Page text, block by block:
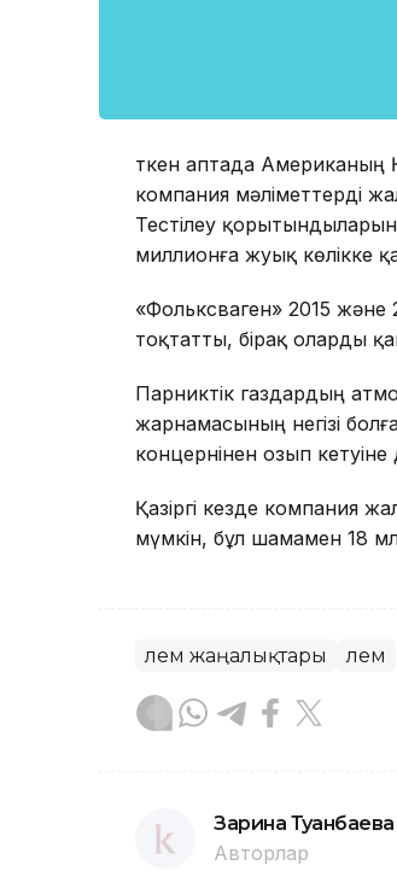
Өткен аптада Американың
компания мәліметтерді
Тестілеу
миллионға жуық көлікке
«Фольксваген» 2015
тоқтатты, бірақ оларды
Парниктік газдардың
жарнамасының негізі
концернінен озып
Қазіргі кезде компания
мүмкін, бұл шамамен 18
Әлем жаңалықтары Әлем
Зарина Туғанбаева
Авторлар